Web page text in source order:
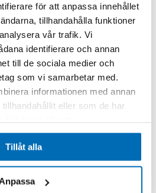
för att anpassa innehållet
tillhandahålla funktioner
vår trafik. Vi
identifierare och annan
till de sociala medier och
som vi samarbetar med.
informationen med annan
eller som de har
Tillåt alla
125x50 1500mm